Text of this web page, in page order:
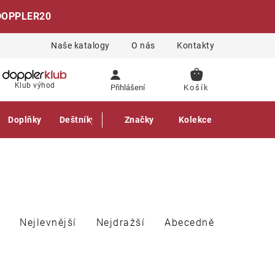
Naše katalogy O nás Kontakty
Klub výhod Přihlášení
NÁKUPNÍ
Doplňky Deštníky Gastro produkty
Značky Kolekce
Nejlevnější Nejdražší Abecedně